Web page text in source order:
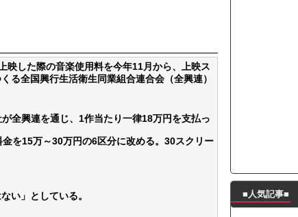
報】川島海荷、警視庁前で接触事故
翼が好きなB'zの曲ランキングが酷すぎるｗｗｗｗｗ
映した際の音楽使用料を今年11月から、上映ス
る全国興行生活衛生同業組合連合会（全興連）
全興連を通じ、1作当たり一律18万円を支払っ
を15万～30万円の6区分に改める。30スクリー
い」としている。 ■人気記事■